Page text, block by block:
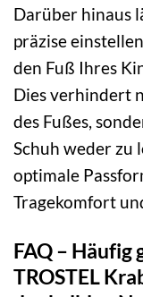
Darüber hinaus
präzise
den Fuß Ihres
Dies verhindert
des Fußes,
Schuh weder zu
optimale
Tragekomfort
FAQ – Häufig
TROSTEL